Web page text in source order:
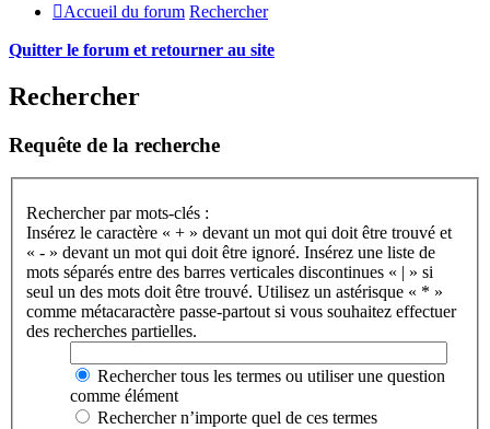
Accueil du forum Rechercher
Quitter le forum et retourner au site
Rechercher
Requête de la recherche
Rechercher par mots-clés :
Insérez le caractère « + » devant un mot qui doit être trouvé et
« - » devant un mot qui doit être ignoré. Insérez une liste de
mots séparés entre des barres verticales discontinues « | » si
seul un des mots doit être trouvé. Utilisez un astérisque « * »
comme métacaractère passe-partout si vous souhaitez effectuer
des recherches partielles.
Rechercher tous les termes ou utiliser une question
comme élément
Rechercher n’importe quel de ces termes